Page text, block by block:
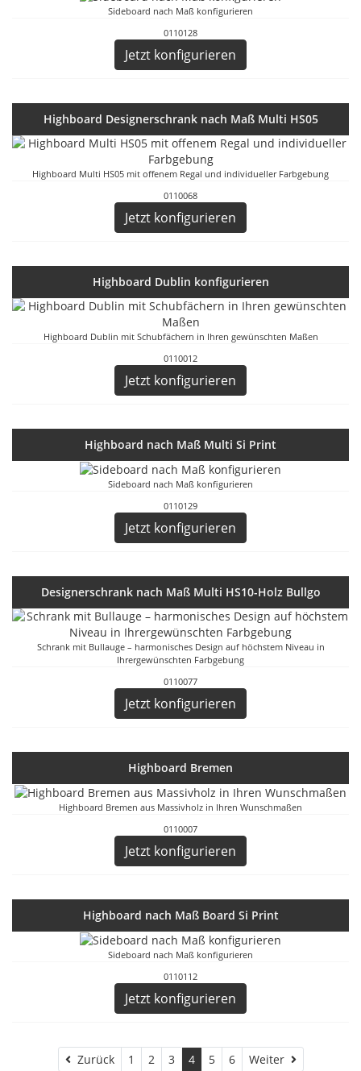
Sideboard nach Maß konfigurieren
0110128
Jetzt konfigurieren
Highboard Designerschrank nach Maß Multi HS05
Highboard Multi HS05 mit offenem Regal und individueller Farbgebung
0110068
Jetzt konfigurieren
Highboard Dublin konfigurieren
Highboard Dublin mit Schubfächern in Ihren gewünschten Maßen
0110012
Jetzt konfigurieren
Highboard nach Maß Multi Si Print
Sideboard nach Maß konfigurieren
0110129
Jetzt konfigurieren
Designerschrank nach Maß Multi HS10-Holz Bullgo
Schrank mit Bullauge – harmonisches Design auf höchstem Niveau in
Ihrergewünschten Farbgebung
0110077
Jetzt konfigurieren
Highboard Bremen
Highboard Bremen aus Massivholz in Ihren Wunschmaßen
0110007
Jetzt konfigurieren
Highboard nach Maß Board Si Print
Sideboard nach Maß konfigurieren
0110112
Jetzt konfigurieren
ZurückZurück
1 2 3 4 5 6 Weiter Weiter